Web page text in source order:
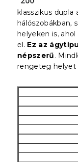
klasszikus dupla
hálószobákban,
helyeken is,
el. Ez az
népszerű.
rengeteg helyet